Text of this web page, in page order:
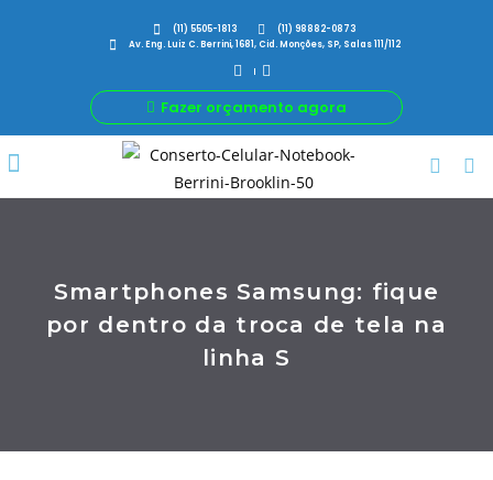
(11) 5505-1813
(11) 98882-0873
Av. Eng. Luiz C. Berrini, 1681, Cid. Monções, SP, Salas 111/112
Fazer orçamento agora
Smartphones Samsung: fique
por dentro da troca de tela na
linha S